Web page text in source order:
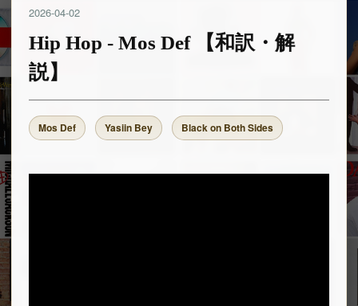
2026-04-02
Hip Hop - Mos Def 【和訳・解
説】
Mos Def Yasiin Bey Black on Both Sides